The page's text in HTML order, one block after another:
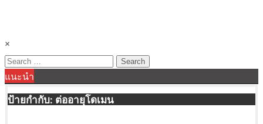
×
Search
for:
แนะนำ
ป้ายกำกับ: ต่ออายุโดเมน